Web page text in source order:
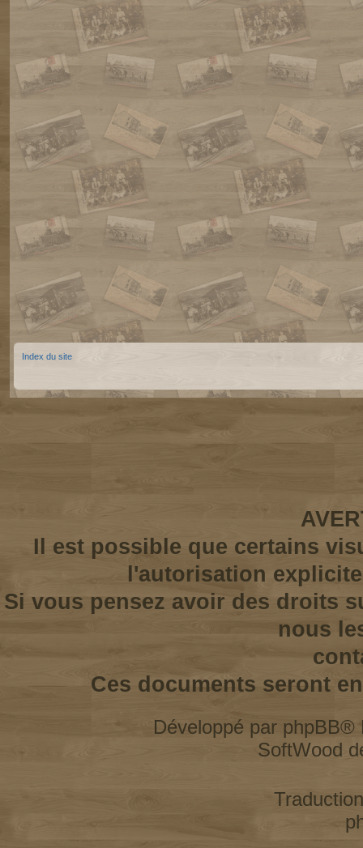
Index du site
Il est possible que certains
l'autorisation
Si vous pensez avoir des droits
nous
Ces documents seront
Développé par phpBB®
SoftWood